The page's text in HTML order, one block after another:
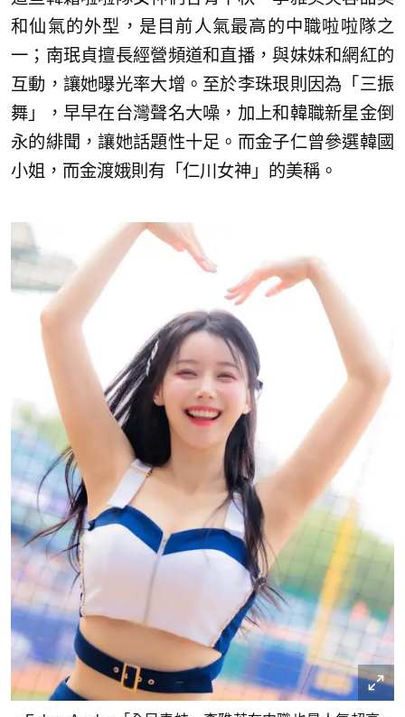
和仙氣的外型，是目前人氣最高的中職啦啦隊之
一；南珉貞擅長經營頻道和直播，與妹妹和網紅的
互動，讓她曝光率大增。至於李珠珢則因為「三振
舞」，早早在台灣聲名大噪，加上和韓職新星金倒
永的緋聞，讓她話題性十足。而金子仁曾參選韓國
小姐，而金渡娥則有「仁川女神」的美稱。